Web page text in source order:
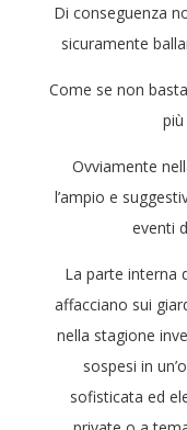
Di conseguenza
sicuramente
Come se non
Ovviamente
l’ampio e
eventi
La parte interna
affacciano sui
nella stagione
sospesi in
sofisticata ed